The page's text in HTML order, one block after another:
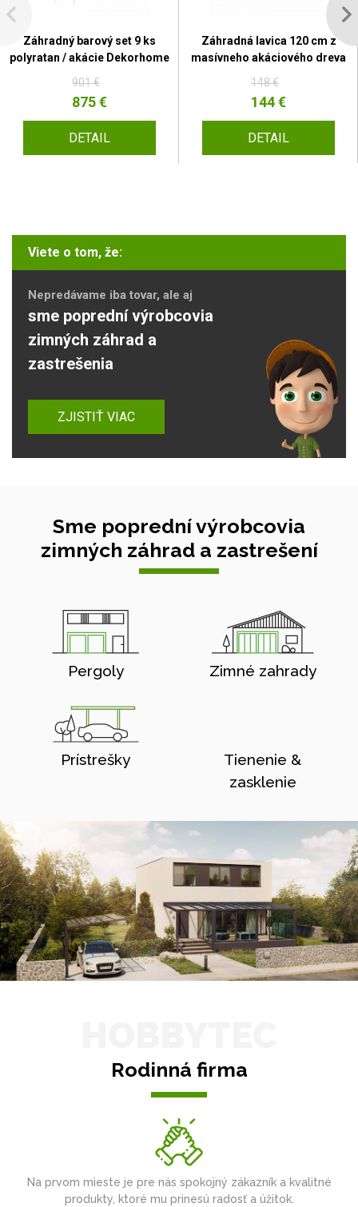
Záhradný barový set 9 ks
polyratan / akácie Dekorhome
901 €
875 €
DETAIL
Záhradná lavica 120 cm z
masívneho akáciového dreva
148 €
144 €
DETAIL
Viete o tom, že:
Nepredávame iba tovar, ale aj
sme poprední výrobcovia
zimných záhrad a
zastrešenia
ZJISTIŤ VIAC
Sme poprední výrobcovia
zimných záhrad a zastrešení
Pergoly Zimné zahrady
Prístrešky
Tienenie &
zasklenie
Rodinná firma
Na prvom mieste je pre nás spokojný zákazník a kvalitné
produkty, ktoré mu prinesú radosť a úžitok.